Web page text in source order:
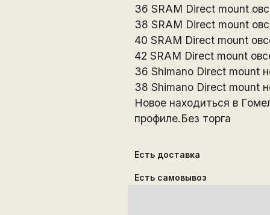
36 SRAM Direct mount
38 SRAM Direct mount
40 SRAM Direct mount
42 SRAM Direct mount
36 Shimano Direct mount
38 Shimano Direct mount
Новое находитьcя в
профиле.Без торга
Есть доставка
Есть самовывоз